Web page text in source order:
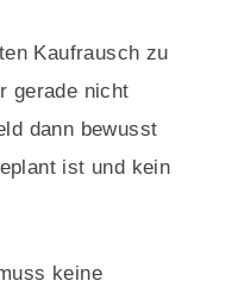
Kaufrausch zu
gerade nicht
dann bewusst
ist und kein
keine